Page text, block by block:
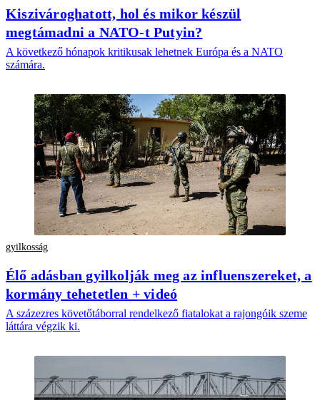
Kiszivároghatott, hol és mikor készül
megtámadni a NATO-t Putyin?
A következő hónapok kritikusak lehetnek Európa és a NATO
számára.
gyilkosság
Élő adásban gyilkolják meg az influenszereket, a
kormány tehetetlen + videó
A százezres követőtáborral rendelkező fiatalokat a rajongóik szeme
láttára végzik ki.